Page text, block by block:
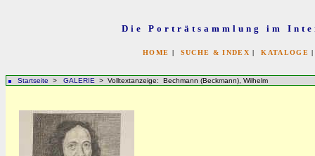
Die Porträtsammlung im
HOME | SUCHE & INDEX |KATALOGE
Startseite > GALERIE > Volltextanzeige: Bechmann (Beckmann), Wilhelm